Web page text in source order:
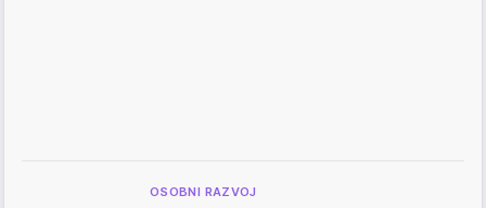
OSOBNI RAZVOJ